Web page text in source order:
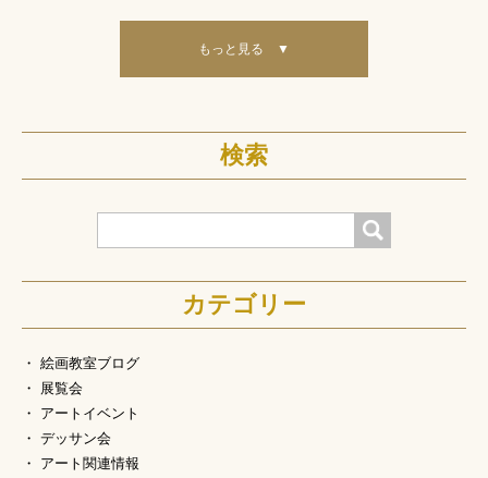
もっと見る ▼
検索
検索
カテゴリー
絵画教室ブログ
展覧会
アートイベント
デッサン会
アート関連情報